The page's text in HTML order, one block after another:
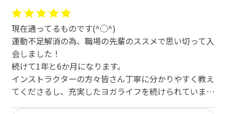
ッスンもあり、その他レッスンも非常に充実していま
す。
現在通ってるものです(^○^)
運動不足解消の為、職場の先輩のススメで思い切って入
会しました！
続けて1年と6か月になります。
インストラクターの方々皆さん丁寧に分かりやすく教え
てくださるし、充実したヨガライフを続けられていま